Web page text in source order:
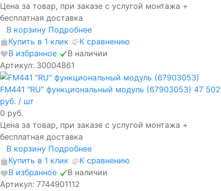
Цена за товар, при заказе с услугой монтажа +
бесплатная доставка
В корзину Подробнее
Купить в 1 клик
К сравнению
В избранное
В наличии
Артикул: 30004861
FM441 "RU" функциональный модуль (67903053) 47 502
руб. / шт
0 руб.
Цена за товар, при заказе с услугой монтажа +
бесплатная доставка
В корзину Подробнее
Купить в 1 клик
К сравнению
В избранное
В наличии
Артикул: 7744901112